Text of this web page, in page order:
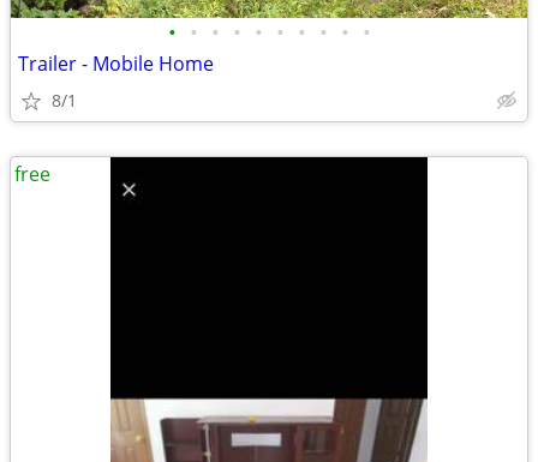
• • • • • • • • • •
Trailer - Mobile Home
8/1
free